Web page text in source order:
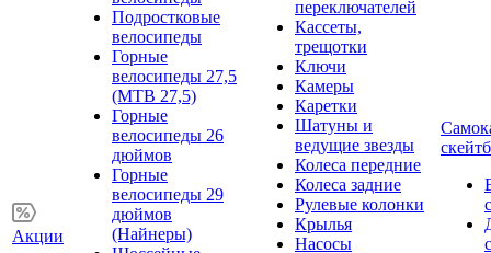
Акции
Подростковые
велосипеды
Горные
велосипеды 27,5
(MTB 27,5)
Горные
велосипеды 26
дюймов
Горные
велосипеды 29
дюймов
(Найнеры)
переключателей
Кассеты,
трещотки
Ключи
Камеры
Каретки
Шатуны и
ведущие звезды
Колеса передние
Колеса задние
Рулевые колонки
Крылья
Насосы